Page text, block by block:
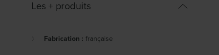
Les + produits
Fabrication : française